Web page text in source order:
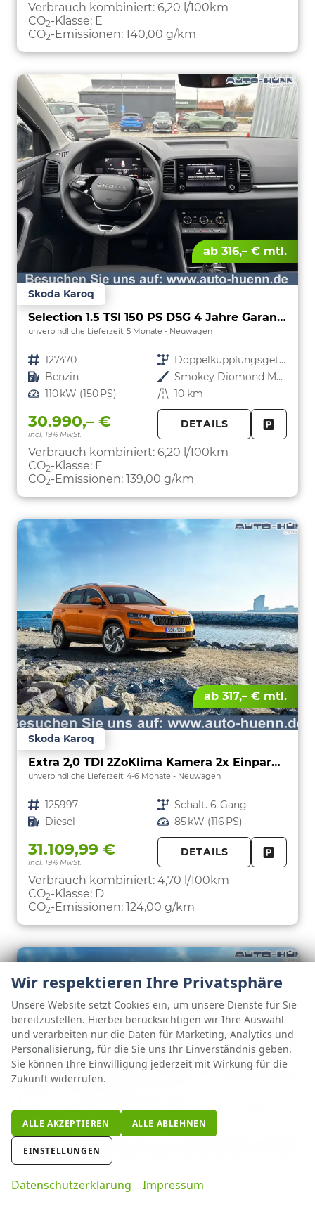
Verbrauch kombiniert: 6,20 l/100km
CO2-Klasse: E
CO2-Emissionen: 140,00 g/km
ab 316,– € mtl.
Skoda Karoq
Selection 1.5 TSI 150 PS DSG 4 Jahre Garantie-Anhängerkupplung-2x PDC-RückfahrkameraKeyless Start-AppleCarPlay-AndroidAuto-Sunset-Tempomat-2-Zonen-Klima-16''Alu
unverbindliche Lieferzeit: 5 Monate Neuwagen
Fahrzeugnr. 127470 Getriebe
Doppelkupplungsgetriebe (DSG)
Kraftstoff Benzin Außenfarbe
Smokey Diomond Metallic
Leistung 110 kW (150 PS) Kilometerstand 10 km
30.990,– €
incl. 19% MwSt.
DETAILS
Verbrauch kombiniert: 6,20 l/100km
CO2-Klasse: E
CO2-Emissionen: 139,00 g/km
ab 317,– € mtl.
Skoda Karoq
Extra 2,0 TDI 2ZoKlima Kamera 2x Einparkhilfe Alu Felgen 5J Garantie Sitzheizung LED Scheinwerfer ACC
unverbindliche Lieferzeit: 4-6 Monate Neuwagen
Fahrzeugnr. 125997 Getriebe Schalt. 6-Gang
Kraftstoff Diesel Leistung 85 kW (116 PS)
31.109,99 €
incl. 19% MwSt.
DETAILS
Verbrauch kombiniert: 4,70 l/100km
CO2-Klasse: D
CO2-Emissionen: 124,00 g/km
ab 318,– € mtl.
Skoda Karoq
Wir respektieren Ihre Privatsphäre
Unsere Website setzt Cookies ein, um unsere Dienste für Sie
bereitzustellen. Hierbei berücksichtigen wir Ihre Auswahl
und verarbeiten nur die Daten für Marketing, Analytics und
Personalisierung, für die Sie uns Ihr Einverständnis geben.
Sie können Ihre Einwilligung jederzeit mit Wirkung für die
Zukunft widerrufen.
ALLE AKZEPTIEREN ALLE ABLEHNEN
EINSTELLUNGEN
Datenschutzerklärung Impressum